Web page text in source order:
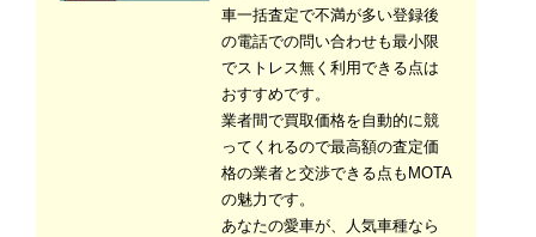
車一括査定で不満が多い登録後
の電話での問い合わせも最小限
でストレス無く利用できる点は
おすすめです。
業者間で買取価格を自動的に競
ってくれるので最高額の査定価
格の業者と交渉できる点もMOTA
の魅力です。
あなたの愛車が、人気車種なら